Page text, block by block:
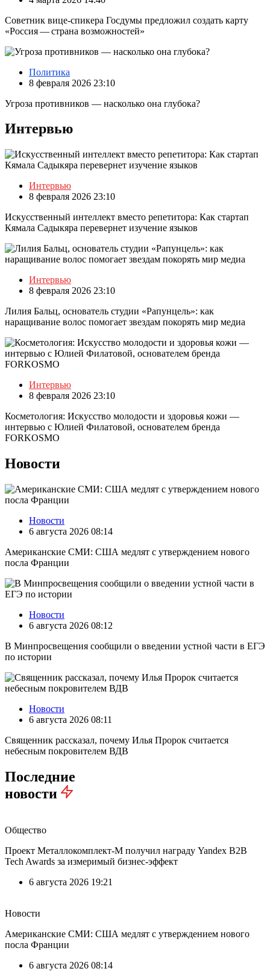
Советник вице-спикера Госдумы предложил создать карту
«Россия — страна возможностей»
Политика
8 февраля 2026 23:10
Угроза противников — насколько она глубока?
Интервью
Интервью
8 февраля 2026 23:10
Искусственный интеллект вместо репетитора: Как стартап
Кямала Садыкяра перевернет изучение языков
Интервью
8 февраля 2026 23:10
Лилия Бальц, основатель студии «Рапунцель»: как
наращивание волос помогает звездам покорять мир медиа
Интервью
8 февраля 2026 23:10
Косметология: Искусство молодости и здоровья кожи —
интервью с Юлией Филатовой, основателем бренда
FORKOSMO
Новости
Новости
6 августа 2026 08:14
Американские СМИ: США медлят с утверждением нового
посла Франции
Новости
6 августа 2026 08:12
В Минпросвещения сообщили о введении устной части в ЕГЭ
по истории
Новости
6 августа 2026 08:11
Священник рассказал, почему Илья Пророк считается
небесным покровителем ВДВ
Последние
новости
Общество
Проект Металлокомплект-М получил награду Yandex B2B
Tech Awards за измеримый бизнес-эффект
6 августа 2026 19:21
Новости
Американские СМИ: США медлят с утверждением нового
посла Франции
6 августа 2026 08:14